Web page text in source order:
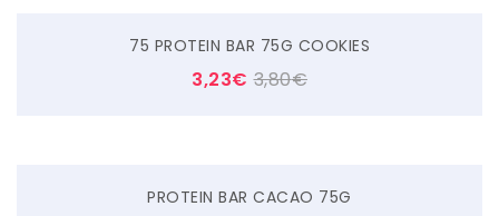
75 PROTEIN BAR 75G COOKIES
3,23€ 3,80€
PROTEIN BAR CACAO 75G